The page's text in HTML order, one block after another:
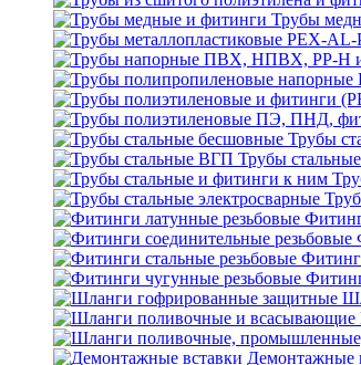
Трубы
Трубы
Трубы
Демонтажные